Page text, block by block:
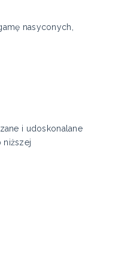
nasyconych,
i udoskonalane
niższej